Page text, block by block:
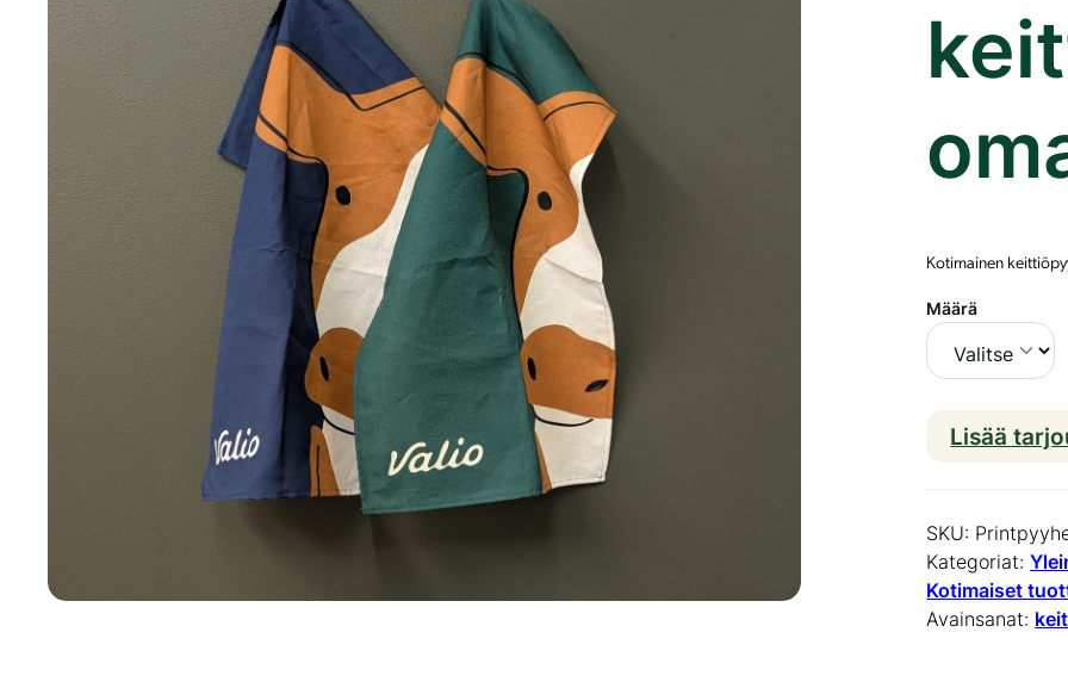
Kotimainen
Määrä
Lisää
SKU:
Kategoriat:
Kotimaiset
Avainsanat: